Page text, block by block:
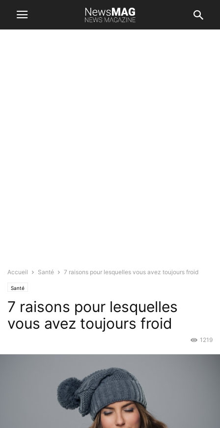
Accueil Santé 7 raisons pour lesquelles vous avez toujours froid
Santé
7 raisons pour lesquelles
vous avez toujours froid
1219